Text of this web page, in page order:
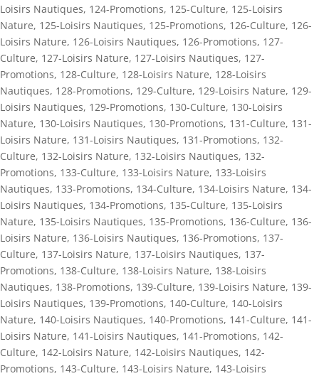
Loisirs Nautiques, 124-Promotions, 125-Culture, 125-Loisirs
Nature, 125-Loisirs Nautiques, 125-Promotions, 126-Culture, 126-
Loisirs Nature, 126-Loisirs Nautiques, 126-Promotions, 127-
Culture, 127-Loisirs Nature, 127-Loisirs Nautiques, 127-
Promotions, 128-Culture, 128-Loisirs Nature, 128-Loisirs
Nautiques, 128-Promotions, 129-Culture, 129-Loisirs Nature, 129-
Loisirs Nautiques, 129-Promotions, 130-Culture, 130-Loisirs
Nature, 130-Loisirs Nautiques, 130-Promotions, 131-Culture, 131-
Loisirs Nature, 131-Loisirs Nautiques, 131-Promotions, 132-
Culture, 132-Loisirs Nature, 132-Loisirs Nautiques, 132-
Promotions, 133-Culture, 133-Loisirs Nature, 133-Loisirs
Nautiques, 133-Promotions, 134-Culture, 134-Loisirs Nature, 134-
Loisirs Nautiques, 134-Promotions, 135-Culture, 135-Loisirs
Nature, 135-Loisirs Nautiques, 135-Promotions, 136-Culture, 136-
Loisirs Nature, 136-Loisirs Nautiques, 136-Promotions, 137-
Culture, 137-Loisirs Nature, 137-Loisirs Nautiques, 137-
Promotions, 138-Culture, 138-Loisirs Nature, 138-Loisirs
Nautiques, 138-Promotions, 139-Culture, 139-Loisirs Nature, 139-
Loisirs Nautiques, 139-Promotions, 140-Culture, 140-Loisirs
Nature, 140-Loisirs Nautiques, 140-Promotions, 141-Culture, 141-
Loisirs Nature, 141-Loisirs Nautiques, 141-Promotions, 142-
Culture, 142-Loisirs Nature, 142-Loisirs Nautiques, 142-
Promotions, 143-Culture, 143-Loisirs Nature, 143-Loisirs